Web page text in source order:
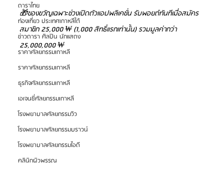
ดาราไทย
ท่องเที่ยว ประเทศเกาหลีใต้
ข่าวดารา ศิลปิน นักแสดง
ราคาศัลยกรรมเกาหลี
ราคาศัลยกรรมเกาหลี
ธุรกิจศัลยกรรมเกาหลี
เอเจนซี่ศัลยกรรมเกาหลี
โรงพยาบาลศัลยกรรมวิว
โรงพยาบาลศัลยกรรมบราวน์
โรงพยาบาลศัลยกรรมไอดี
คลินิกผิวพรรณ
🎁ของขวัญเฉพาะช่วงเปิดตัวแอปพลิเคชั่น รับพอยต์ทันทีเมื่อสมัคร
สมาชิก 25,000 ₩ (1,000 สิทธิ์แรกเท่านั้น) รวมมูลค่ากว่า
25,000,000 ₩